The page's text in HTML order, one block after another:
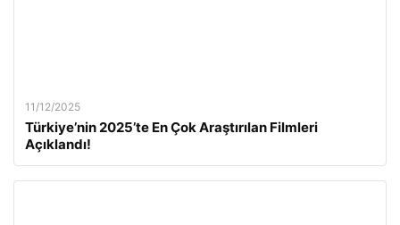
11/12/2025
Türkiye’nin 2025’te En Çok Araştırılan Filmleri
Açıklandı!